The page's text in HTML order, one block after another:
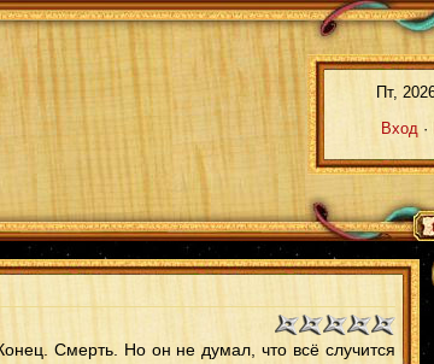
Пт,
Вход ·
Смерть. Но он не думал, что всё случится